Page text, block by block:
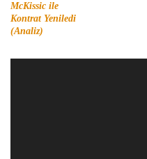
McKissic ile
Kontrat Yeniledi
(Analiz)